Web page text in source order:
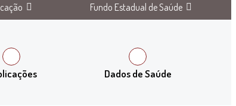
Fundo Estadual de Saúde
Dados de Saúde